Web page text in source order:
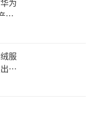
邦健康首次发行
交债。
已完成面向专业
作，债券简称“2
股股票作为交换
为
考
服
超